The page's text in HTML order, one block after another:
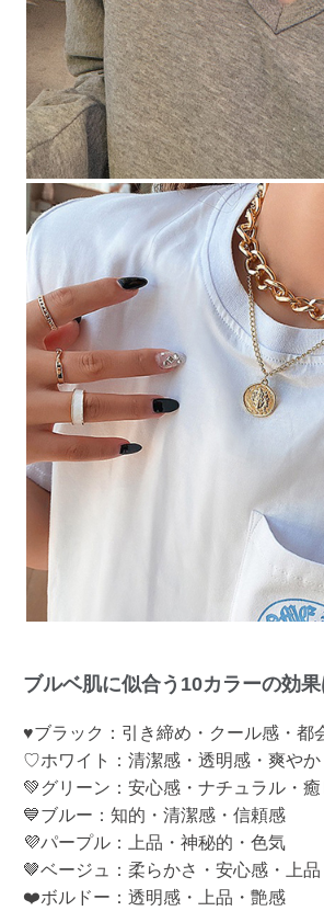
ブルベ肌に似合う10カラーの効果
♥ブラック：引き締め・クール感・都
♡ホワイト：清潔感・透明感・爽やか
💚グリーン：安心感・ナチュラル・癒
💙ブルー：知的・清潔感・信頼感
💜パープル：上品・神秘的・色気
🤎ベージュ：柔らかさ・安心感・上品
❤️ボルドー：透明感・上品・艶感